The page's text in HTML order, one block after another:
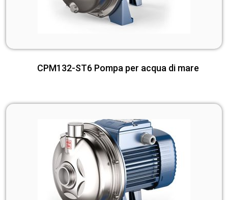
CPM132-ST6 Pompa per acqua di mare